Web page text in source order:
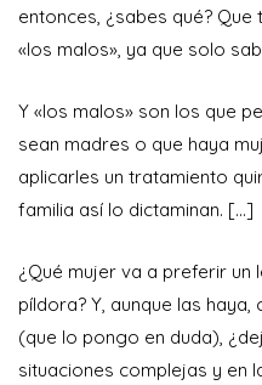
entonces, ¿sabes qué?
«los malos», ya que solo
Y «los malos» son los que
sean madres o que haya
aplicarles un tratamiento
familia así lo dictaminan. […]
¿Qué mujer va a preferir un
píldora? Y, aunque las
(que lo pongo en duda),
situaciones complejas y en